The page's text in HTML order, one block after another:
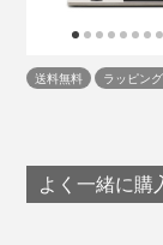
のだとか。
送料無料 ラッピン
よく一緒に購